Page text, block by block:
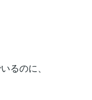
るのに、